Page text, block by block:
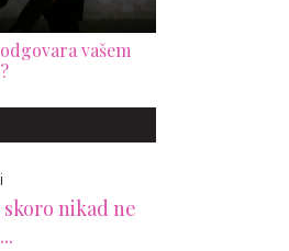
vašem
skoro nikad ne